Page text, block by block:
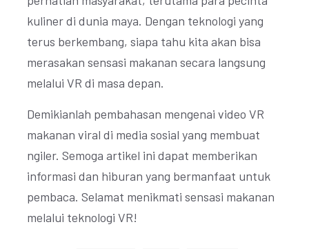
kuliner di dunia maya. Dengan teknologi yang
terus berkembang, siapa tahu kita akan bisa
merasakan sensasi makanan secara langsung
melalui VR di masa depan.
Demikianlah pembahasan mengenai video VR
makanan viral di media sosial yang membuat
ngiler. Semoga artikel ini dapat memberikan
informasi dan hiburan yang bermanfaat untuk
pembaca. Selamat menikmati sensasi makanan
melalui teknologi VR!